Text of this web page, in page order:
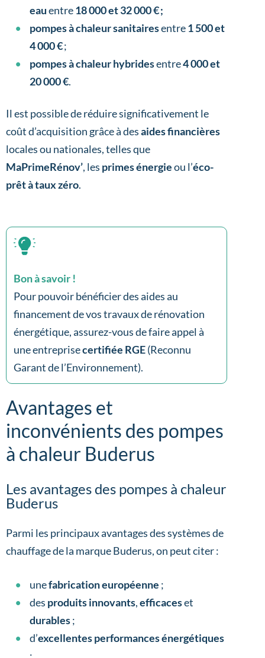
eauentre18 000 et 32 000 € ;
pompes à chaleur sanitairesentre1 500 et
4 000 €;
pompes à chaleur hybridesentre4 000 et
20 000 €.
Il est possible de réduire significativement le
coût d’acquisition grâce à desaides financières
locales ou nationales, telles que
MaPrimeRénov’, les primes énergieou l’éco-
prêt à taux zéro.
Bon à savoir !
Pour pouvoir bénéficier des aides au
financement de vos travaux de rénovation
énergétique, assurez-vous de faire appel à
une entreprisecertifiée RGE(Reconnu
Garant de l’Environnement).
Avantages et
inconvénients des pompes
à chaleur Buderus
Les avantages des pompes à chaleur
Buderus
Parmi les principaux avantages des systèmes de
chauffage de la marque Buderus, on peut citer :
unefabrication européenne ;
des produits innovants,efficaceset
durables;
d’excellentes performances énergétiques